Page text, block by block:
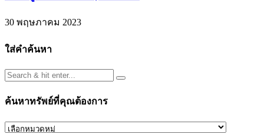
30 พฤษภาคม 2023
ใส่คำค้นหา
ค้นหาทรัพย์ที่คุณต้องการ
ค้นหา